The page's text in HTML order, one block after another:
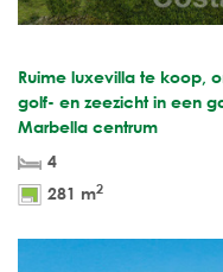
Ruime luxevilla te koop,
golf- en zeezicht in een
Marbella centrum
4
281 m2